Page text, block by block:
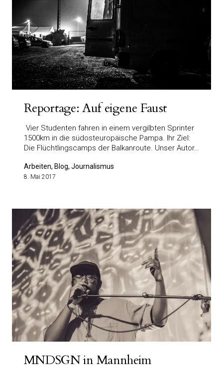
Reportage: Auf eigene Faust
Vier Studenten fahren in einem vergilbten Sprinter
1500km in die südosteuropäische Pampa. Ihr Ziel:
Die Flüchtlingscamps der Balkanroute. Unser Autor…
Arbeiten, Blog, Journalismus
8. Mai 2017
MNDSGN in Mannheim